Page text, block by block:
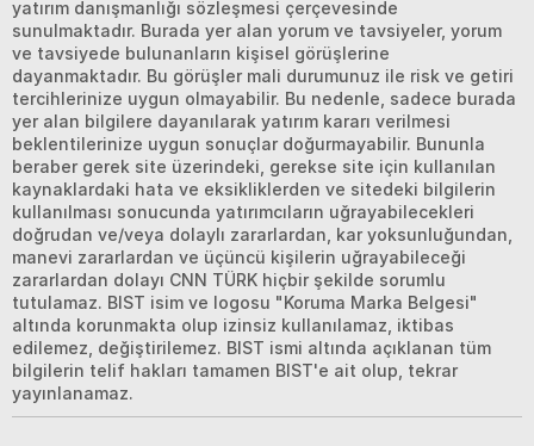
yatırım danışmanlığı sözleşmesi çerçevesinde
sunulmaktadır. Burada yer alan yorum ve tavsiyeler, yorum
ve tavsiyede bulunanların kişisel görüşlerine
dayanmaktadır. Bu görüşler mali durumunuz ile risk ve getiri
tercihlerinize uygun olmayabilir. Bu nedenle, sadece burada
yer alan bilgilere dayanılarak yatırım kararı verilmesi
beklentilerinize uygun sonuçlar doğurmayabilir. Bununla
beraber gerek site üzerindeki, gerekse site için kullanılan
kaynaklardaki hata ve eksikliklerden ve sitedeki bilgilerin
kullanılması sonucunda yatırımcıların uğrayabilecekleri
doğrudan ve/veya dolaylı zararlardan, kar yoksunluğundan,
manevi zararlardan ve üçüncü kişilerin uğrayabileceği
zararlardan dolayı CNN TÜRK hiçbir şekilde sorumlu
tutulamaz. BIST isim ve logosu "Koruma Marka Belgesi"
altında korunmakta olup izinsiz kullanılamaz, iktibas
edilemez, değiştirilemez. BIST ismi altında açıklanan tüm
bilgilerin telif hakları tamamen BIST'e ait olup, tekrar
yayınlanamaz.